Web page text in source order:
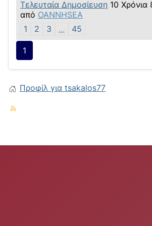
Τελευταία Δημοσίευση 10 Χρόνια
από OANNHSEA
1
2 3 ... 45
1
Προφίλ για tsakalos77